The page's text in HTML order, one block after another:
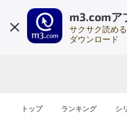
m3.comア
サクサク読め
ダウンロード
トップ ランキング シ